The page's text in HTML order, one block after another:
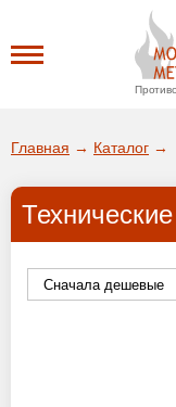
О заводе
Главная → Каталог →